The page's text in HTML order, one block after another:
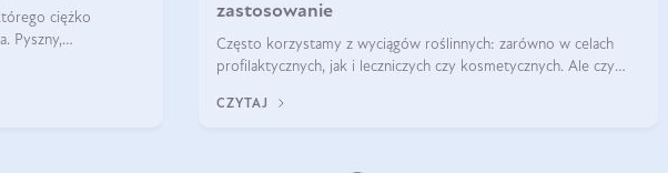
ciężko
Pyszny,
zastosowanie
Często korzystamy z wyciągów roślinnych: zarówno w celach
profilaktycznych, jak i leczniczych czy kosmetycznych. Ale czy
tych substancji z roślin?
CZYTAJ